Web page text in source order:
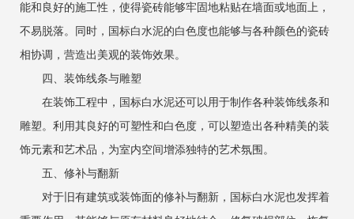
能和良好的施工性，使得瓷砖能够牢固地粘贴在墙面或地面上，
不易脱落。同时，国标白水泥的白色度也能够与各种颜色的瓷砖
相协调，营造出美观的装饰效果。
‌四、装饰线条与雕塑‌
在装饰工程中，国标白水泥还可以用于制作各种装饰线条和
雕塑。利用其良好的可塑性和白色度，可以塑造出各种精美的装
饰元素和艺术品，为室内空间增添独特的艺术氛围。
‌五、修补与翻新‌
对于旧有建筑或装饰面的修补与翻新，国标白水泥也发挥着